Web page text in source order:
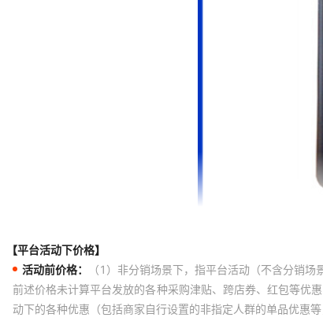
【平台活动下价格】
活动前价格：
（1）非分销场景下，指平台活动（不含分销
前述价格未计算平台发放的各种采购津贴、跨店券、红包等优
动下的各种优惠（包括商家自行设置的非指定人群的单品优惠